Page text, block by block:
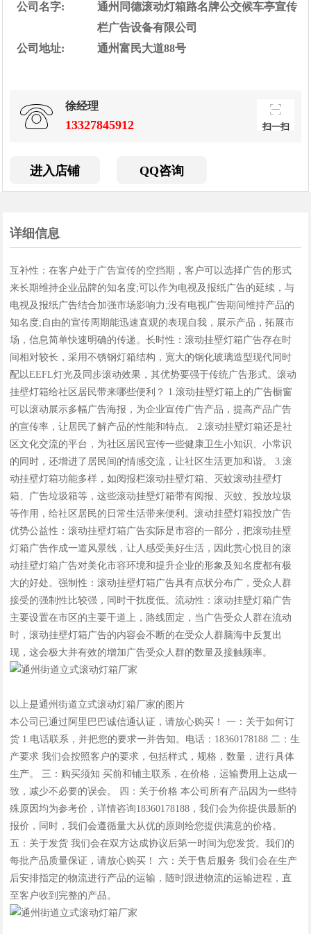
公司名字:
通州同德滚动灯箱路名牌公交候车亭宣传
栏广告设备有限公司
公司地址:
通州富民大道88号
徐经理
13327845912 扫一扫
进入店铺 QQ咨询
详细信息
互补性：在客户处于广告宣传的空挡期，客户可以选择广告的形式
来长期维持企业品牌的知名度;可以作为电视及报纸广告的延续，与
电视及报纸广告结合加强市场影响力;没有电视广告期间维持产品的
知名度;自由的宣传周期能迅速直观的表现自我，展示产品，拓展市
场，信息简单快速明确的传递。长时性：滚动挂壁灯箱广告存在时
间相对较长，采用不锈钢灯箱结构，宽大的钢化玻璃造型现代同时
配以EEFL灯光及同步滚动效果，其优势要强于传统广告形式。滚动
挂壁灯箱给社区居民带来哪些便利？ 1.滚动挂壁灯箱上的广告橱窗
可以滚动展示多幅广告海报，为企业宣传广告产品，提高产品广告
的宣传率，让居民了解产品的性能和特点。 2.滚动挂壁灯箱还是社
区文化交流的平台，为社区居民宣传一些健康卫生小知识、小常识
的同时，还增进了居民间的情感交流，让社区生活更加和谐。 3.滚
动挂壁灯箱功能多样，如阅报栏滚动挂壁灯箱、灭蚊滚动挂壁灯
箱、广告垃圾箱等，这些滚动挂壁灯箱带有阅报、灭蚊、投放垃圾
等作用，给社区居民的日常生活带来便利。滚动挂壁灯箱投放广告
优势公益性：滚动挂壁灯箱广告实际是市容的一部分，把滚动挂壁
灯箱广告作成一道风景线，让人感受美好生活，因此赏心悦目的滚
动挂壁灯箱广告对美化市容环境和提升企业的形象及知名度都有极
大的好处。强制性：滚动挂壁灯箱广告具有点状分布广，受众人群
接受的强制性比较强，同时干扰度低。流动性：滚动挂壁灯箱广告
主要设置在市区的主要干道上，路线固定，当广告受众人群在流动
时，滚动挂壁灯箱广告的内容会不断的在受众人群脑海中反复出
现，这会极大并有效的增加广告受众人群的数量及接触频率。
以上是通州街道立式滚动灯箱厂家的图片
本公司已通过阿里巴巴诚信通认证，请放心购买！ 一：关于如何订
货 1.电话联系，并把您的要求一并告知。电话：18360178188 二：生
产要求 我们会按照客户的要求，包括样式，规格，数量，进行具体
生产。 三：购买须知 买前和铺主联系，在价格，运输费用上达成一
致，减少不必要的误会。 四：关于价格 本公司所有产品因为一些特
殊原因均为参考价，详情咨询18360178188，我们会为你提供最新的
报价，同时，我们会遵循量大从优的原则给您提供满意的价格。
五：关于发货 我们会在双方达成协议后第一时间为您发货。我们的
每批产品质量保证，请放心购买！ 六：关于售后服务 我们会在生产
后安排指定的物流进行产品的运输，随时跟进物流的运输进程，直
至客户收到完整的产品。